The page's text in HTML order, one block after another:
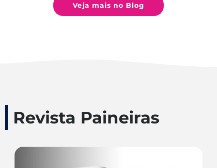
Veja mais no Blog
Revista Paineiras